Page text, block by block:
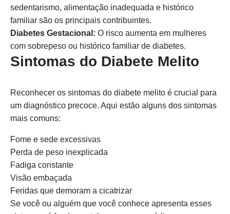
sedentarismo, alimentação inadequada e histórico
familiar são os principais contribuintes.
Diabetes Gestacional: O risco aumenta em mulheres
com sobrepeso ou histórico familiar de diabetes.
Sintomas do Diabete Melito
Reconhecer os sintomas do diabete melito é crucial para
um diagnóstico precoce. Aqui estão alguns dos sintomas
mais comuns:
Fome e sede excessivas
Perda de peso inexplicada
Fadiga constante
Visão embaçada
Feridas que demoram a cicatrizar
Se você ou alguém que você conhece apresenta esses